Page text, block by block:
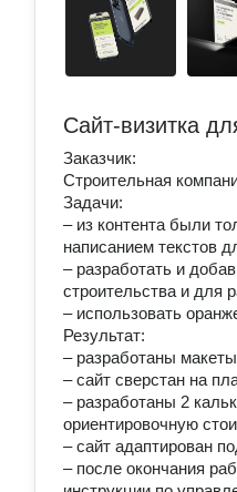
Сайт-визитка
Заказчик:
Строительная
Задачи:
– из контента были
написанием текстов
– разработать и
строительства и для
– использовать
Результат:
– разработаны
– сайт сверстан на
– разработаны 2
ориентировочную
– сайт адаптирован
– после окончания